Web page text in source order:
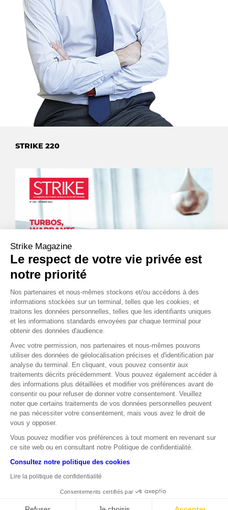
STRIKE 220
ABONNEZ-VOUS !
© SOCIÉTÉ GÉNÉRALE 2026 I MENTIONS LÉGALES I AVERTISSEMENT
Strike Magazine
Le respect de votre vie privée est
notre priorité
Nos partenaires et nous-mêmes stockons et/ou accédons à des
informations stockées sur un terminal, telles que les cookies, et
traitons les données personnelles, telles que les identifiants uniques
et les informations standards envoyées par chaque terminal pour
obtenir des données d'audience.
Avec votre permission, nos partenaires et nous-mêmes pouvons
utiliser des données de géolocalisation précises et d'identification par
analyse du terminal. En cliquant, vous pouvez consentir aux
traitements décrits précédemment. Vous pouvez également accéder à
des informations plus détaillées et modifier vos préférences avant de
consentir ou pour refuser de donner votre consentement. Veuillez
noter que certains traitements de vos données personnelles peuvent
ne pas nécessiter votre consentement, mais vous avez le droit de
vous y opposer.
Vous pouvez modifier vos préférences à tout moment en revenant sur
ce site web ou en consultant notre Politique de confidentialité.
Consultez notre politique des cookies
Lire la politique de confidentialité
Consentements certifiés par